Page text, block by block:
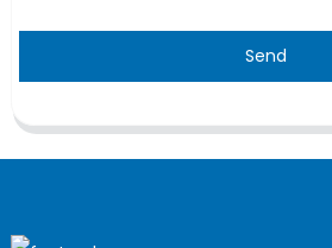
Send